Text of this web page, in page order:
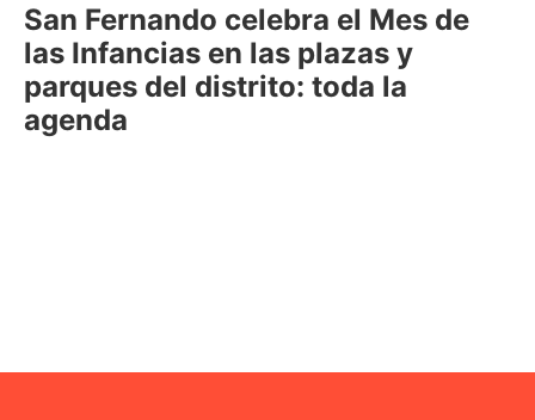
San Fernando celebra el Mes de
las Infancias en las plazas y
parques del distrito: toda la
agenda